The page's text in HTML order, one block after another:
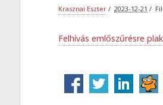
Krasznai Eszter 2023-12-21
Felhívás emlőszűrésre